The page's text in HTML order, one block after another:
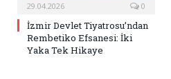
29.04.2026 0
İzmir Devlet Tiyatrosu’ndan
Rembetiko Efsanesi: İki
Yaka Tek Hikaye